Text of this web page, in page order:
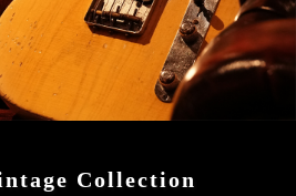
Collection